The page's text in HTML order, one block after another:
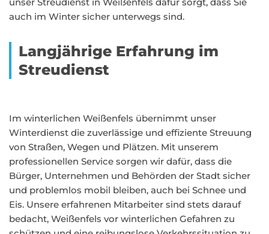
auch im Winter sicher unterwegs sind.
Langjährige Erfahrung im
Streudienst
Im winterlichen Weißenfels übernimmt unser
Winterdienst die zuverlässige und effiziente Streuung
von Straßen, Wegen und Plätzen. Mit unserem
professionellen Service sorgen wir dafür, dass die
Bürger, Unternehmen und Behörden der Stadt sicher
und problemlos mobil bleiben, auch bei Schnee und
Eis. Unsere erfahrenen Mitarbeiter sind stets darauf
bedacht, Weißenfels vor winterlichen Gefahren zu